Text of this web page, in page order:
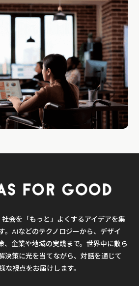
会を「もっと」よくするアイデアを集
。AIなどのテクノロジーから、デザイ
、企業や地域の実践まで。世界中に散ら
決策に光を当てながら、対話を通じて
な視点をお届けします。